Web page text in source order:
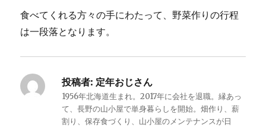
食べてくれる方々の手にわたって、野菜作りの行程
は一段落となります。
投稿者: 定年おじさん
1956年北海道生まれ。2017年に会社を退職。縁あっ
て、長野の山小屋で単身暮らしを開始。畑作り、薪
割り、保存食づくり、山小屋のメンテナンスが日